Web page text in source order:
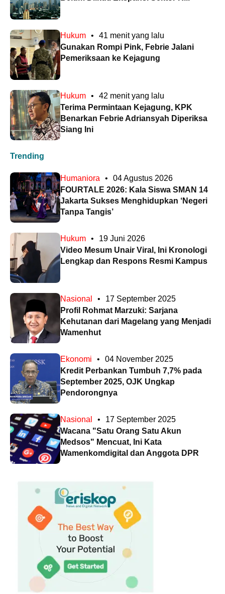
Hukum •
41 menit yang lalu
Gunakan Rompi Pink, Febrie Jalani
Pemeriksaan ke Kejagung
Hukum •
42 menit yang lalu
Terima Permintaan Kejagung, KPK
Benarkan Febrie Adriansyah Diperiksa
Siang Ini
Trending
Humaniora •
04 Agustus 2026
FOURTALE 2026: Kala Siswa SMAN 14
Jakarta Sukses Menghidupkan ‘Negeri
Tanpa Tangis’
Hukum •
19 Juni 2026
Video Mesum Unair Viral, Ini Kronologi
Lengkap dan Respons Resmi Kampus
Nasional •
17 September 2025
Profil Rohmat Marzuki: Sarjana
Kehutanan dari Magelang yang Menjadi
Wamenhut
Ekonomi •
04 November 2025
Kredit Perbankan Tumbuh 7,7% pada
September 2025, OJK Ungkap
Pendorongnya
Nasional •
17 September 2025
Wacana "Satu Orang Satu Akun
Medsos" Mencuat, Ini Kata
Wamenkomdigital dan Anggota DPR